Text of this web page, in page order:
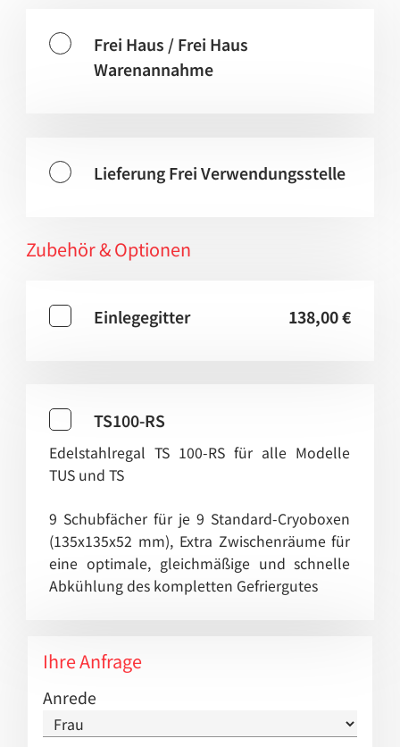
Frei Haus / Frei Haus
Warenannahme
Lieferung Frei Verwendungsstelle
Zubehör & Optionen
Einlegegitter 138,00 €
TS100-RS
Edelstahlregal TS 100-RS für alle Modelle
TUS und TS
9 Schubfächer für je 9 Standard-Cryoboxen
(135x135x52 mm), Extra Zwischenräume für
eine optimale, gleichmäßige und schnelle
Abkühlung des kompletten Gefriergutes
Ihre Anfrage
Anrede